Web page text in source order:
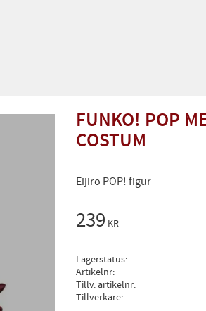
FUNKO! POP
COSTUM
Eijiro POP! figur
239 KR
Lagerstatus
Artikelnr
Tillv. artikelnr
Tillverkare